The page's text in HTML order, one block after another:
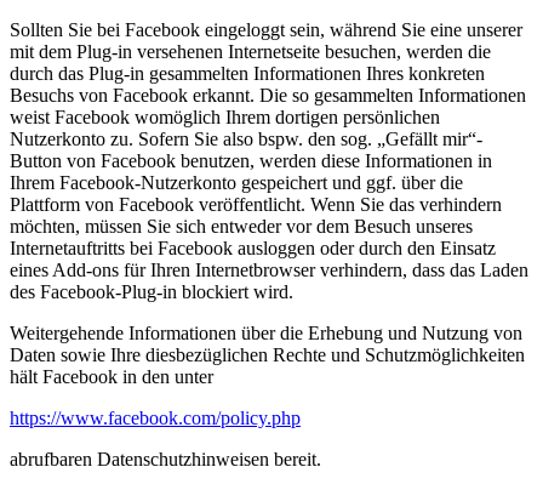
Sollten Sie bei Facebook eingeloggt sein, während Sie eine unserer
mit dem Plug-in versehenen Internetseite besuchen, werden die
durch das Plug-in gesammelten Informationen Ihres konkreten
Besuchs von Facebook erkannt. Die so gesammelten Informationen
weist Facebook womöglich Ihrem dortigen persönlichen
Nutzerkonto zu. Sofern Sie also bspw. den sog. „Gefällt mir“-
Button von Facebook benutzen, werden diese Informationen in
Ihrem Facebook-Nutzerkonto gespeichert und ggf. über die
Plattform von Facebook veröffentlicht. Wenn Sie das verhindern
möchten, müssen Sie sich entweder vor dem Besuch unseres
Internetauftritts bei Facebook ausloggen oder durch den Einsatz
eines Add-ons für Ihren Internetbrowser verhindern, dass das Laden
des Facebook-Plug-in blockiert wird.
Weitergehende Informationen über die Erhebung und Nutzung von
Daten sowie Ihre diesbezüglichen Rechte und Schutzmöglichkeiten
hält Facebook in den unter
https://www.facebook.com/policy.php
abrufbaren Datenschutzhinweisen bereit.